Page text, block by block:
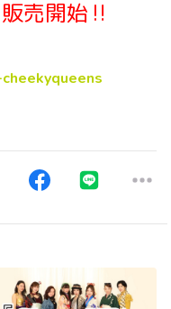
売開始‼️